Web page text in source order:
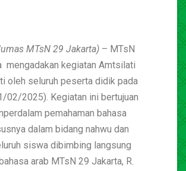
MTsN 29 Jakarta)– MTsN
mengadakan kegiatan Amtsilati
oleh seluruh peserta didik pada
02/2025). Kegiatan ini bertujuan
pemahaman bahasa
dalam bidang nahwu dan
siswa dibimbing langsung
arab MTsN 29 Jakarta, R.